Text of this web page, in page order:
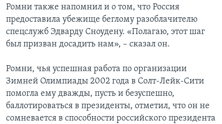
Ромни также напомнил и о том, что Россия
предоставила убежище беглому разоблачителю
спецслужб Эдварду Сноудену. «Полагаю, этот шаг
был призван досадить нам», – сказал он.
Ромни, чья успешная работа по организации
Зимней Олимпиады 2002 года в Солт-Лейк-Сити
помогла ему дважды, пусть и безуспешно,
баллотироваться в президенты, отметил, что он не
сомневается в способности российского президента